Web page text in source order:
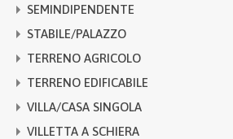
SEMINDIPENDENTE
STABILE/PALAZZO
TERRENO AGRICOLO
TERRENO EDIFICABILE
VILLA/CASA SINGOLA
VILLETTA A SCHIERA